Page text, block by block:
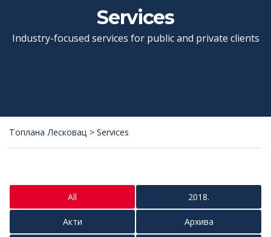
Services
Industry-focused services for public and private clients
Топлана Лесковац > Services
All 2018.
Акти Архива